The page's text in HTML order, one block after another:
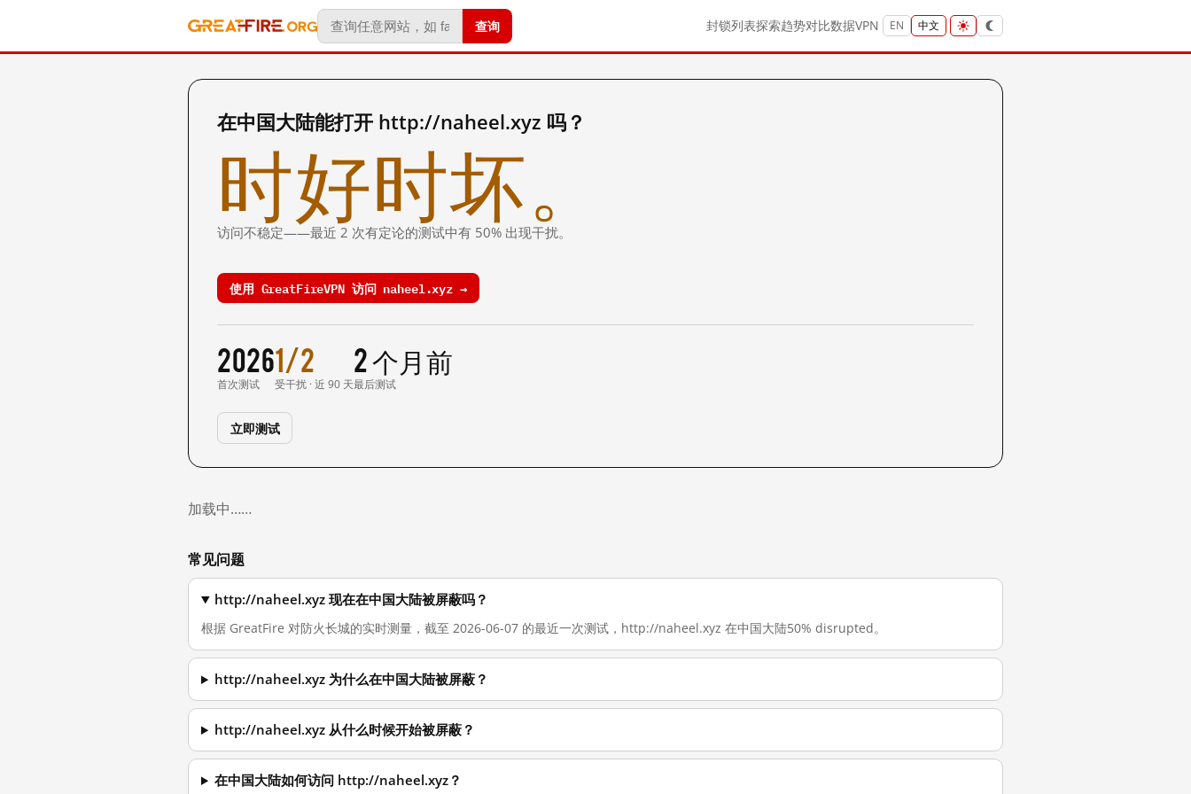
查询 封锁列表探索趋势对比数据VPN EN 中文
在中国大陆能打开 http://naheel.xyz 吗？
时好时坏。
访问不稳定——最近 2 次有定论的测试中有 50% 出现干扰。
使用 GreatFireVPN 访问 naheel.xyz →
2026
首次测试
1/2
受干扰 · 近 90 天
2 个月前
最后测试
立即测试
加载中……
常见问题
http://naheel.xyz 现在在中国大陆被屏蔽吗？
根据 GreatFire 对防火长城的实时测量，截至 2026-06-07 的最近一次测试，http://naheel.xyz 在中国大陆50% disrupted。
http://naheel.xyz 为什么在中国大陆被屏蔽？
http://naheel.xyz 从什么时候开始被屏蔽？
在中国大陆如何访问 http://naheel.xyz？